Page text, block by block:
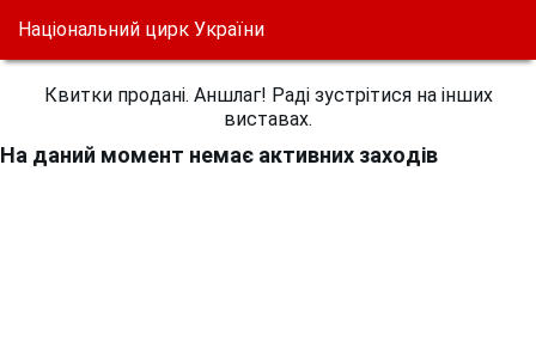
Національний цирк України
Квитки продані. Аншлаг! Раді зустрітися на інших
виставах.
На даний момент немає активних заходів